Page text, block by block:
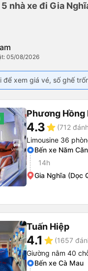
nhà xe đi Gia
05/08/2026
để xem giá vé, số ghế
Phương Hồng
4.3star (712
Limousine 36
Bến xe Năm Căn
14h
Gia Nghĩa (Dọc
Tuấn Hiệp
4.1 star (1657
Giường nằm 40
Bến xe Cà Mau